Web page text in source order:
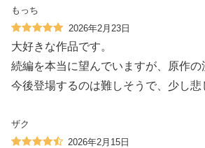
もっち
2026年2月23日
大好きな作品です。
続編を本当に望んでいますが、原作
今後登場するのは難しそうで、少し悲
ザク
2026年2月15日